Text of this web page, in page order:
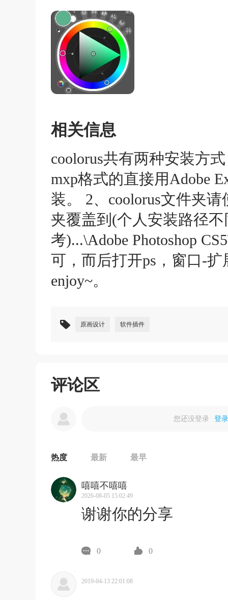
相关信息
coolorus共有两种安装方
mxp格式的直接用Adobe
装。 2、coolorus文件夹
夹覆盖到(个人安装路径
考)...\Adobe Photoshop
可，而后打开ps，窗口-扩
enjoy~。
原画设计 软件插件
评论区
您还没登录 登录
热度 最新 最早
嘻嘻不嘻嘻
2026-08-05 15:02:49
谢谢你的分享
0 0
2019-04-13 22:01:08